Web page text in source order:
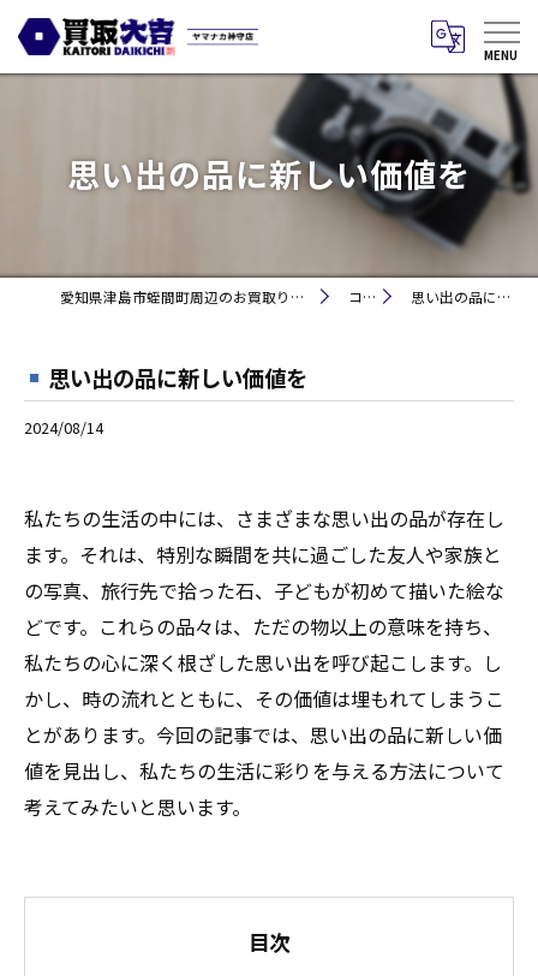
思い出の品に新しい価値を
愛知県津島市蛭間町周辺のお買取りなら買取大吉 ヤマナカ神守店 コラム 思い出の品に新しい価値を
思い出の品に新しい価値を
2024/08/14
私たちの生活の中には、さまざまな思い出の品が存在し
ます。それは、特別な瞬間を共に過ごした友人や家族と
の写真、旅行先で拾った石、子どもが初めて描いた絵な
どです。これらの品々は、ただの物以上の意味を持ち、
私たちの心に深く根ざした思い出を呼び起こします。し
かし、時の流れとともに、その価値は埋もれてしまうこ
とがあります。今回の記事では、思い出の品に新しい価
値を見出し、私たちの生活に彩りを与える方法について
考えてみたいと思います。
目次